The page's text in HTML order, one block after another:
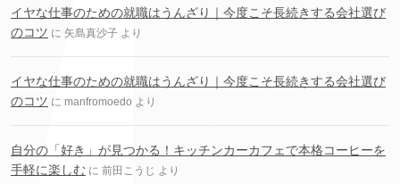
イヤな仕事のための就職はうんざり｜今度こそ長続きする会社選び
のコツ に 矢島真沙子 より
イヤな仕事のための就職はうんざり｜今度こそ長続きする会社選び
のコツ に manfromoedo より
自分の「好き」が見つかる！キッチンカーカフェで本格コーヒーを
手軽に楽しむ に 前田こうじ より